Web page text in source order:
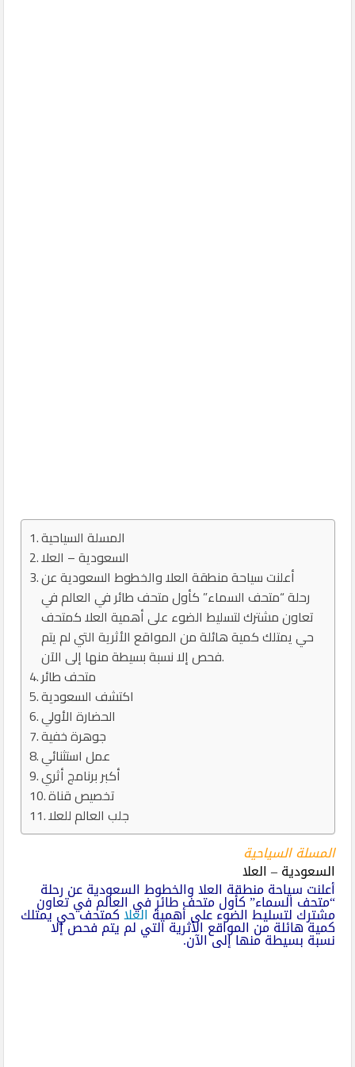
المسلة السياحية
السعودية – العلا
أعلنت سياحة منطقة العلا والخطوط السعودية عن
رحلة “متحف السماء” كأول متحف طائر في العالم في
تعاون مشترك لتسليط الضوء على أهمية العلا كمتحف
حي يمتلك كمية هائلة من المواقع الأثرية التي لم يتم
فحص إلا نسبة بسيطة منها إلى الآن.
متحف طائر
اكتشف السعودية
الحضارة الأولي
جوهرة خفية
عمل استثنائي
أكبر برنامج أثري
جلب العالم للعلا
المسلة السياحية
السعودية – العلا
أعلنت سياحة منطقة العلا والخطوط السعودية عن رحلة
“متحف السماء” كأول متحف طائر في العالم في تعاون
مشترك لتسليط الضوء على أهميةالعلاكمتحف حي يمتلك
كمية هائلة من المواقع الأثرية التي لم يتم فحص إلا
نسبة بسيطة منها إلى الآن.